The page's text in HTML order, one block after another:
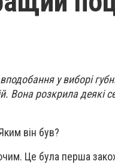
у виборі
Вона розкрила деякі
він був?
Це була перша